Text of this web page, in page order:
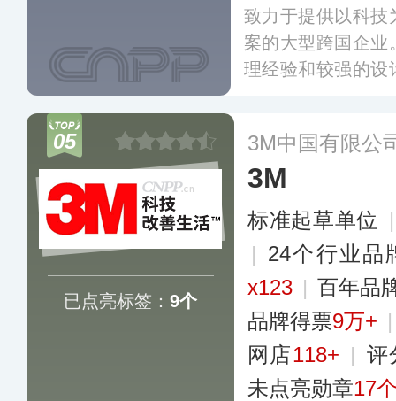
致力于提供以科技
案的大型跨国企业
理经验和较强的设
覆盖全球数十个国
05
已点亮标签： 9个
3M中国有限公
3M
标准起草单位
| 24个行业品
x123 | 百年品
品牌得票9万+
网店118+ | 评
未点亮勋章17